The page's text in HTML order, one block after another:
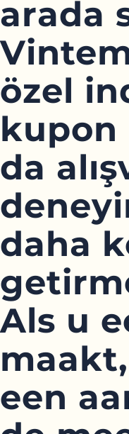
arada
özel
kupon
da
daha
Als u
een